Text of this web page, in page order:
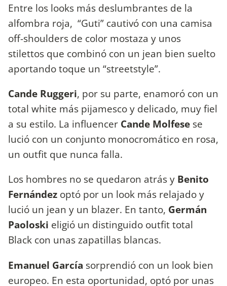
Entre los looks más deslumbrantes de la
alfombra roja, “Guti” cautivó con una camisa
off-shoulders de color mostaza y unos
stilettos que combinó con un jean bien suelto
aportando toque un “streetstyle”.
Cande Ruggeri, por su parte, enamoró con un
total white más pijamesco y delicado, muy fiel
a su estilo. La influencer Cande Molfese se
lució con un conjunto monocromático en rosa,
un outfit que nunca falla.
Los hombres no se quedaron atrás y Benito
Fernández optó por un look más relajado y
lució un jean y un blazer. En tanto, Germán
Paoloski eligió un distinguido outfit total
Black con unas zapatillas blancas.
Emanuel García sorprendió con un look bien
europeo. En esta oportunidad, optó por unas